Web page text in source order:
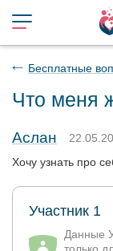
Бесплатные
Что меня
Аслан
Хочу узнать про
Участник 1
Данные